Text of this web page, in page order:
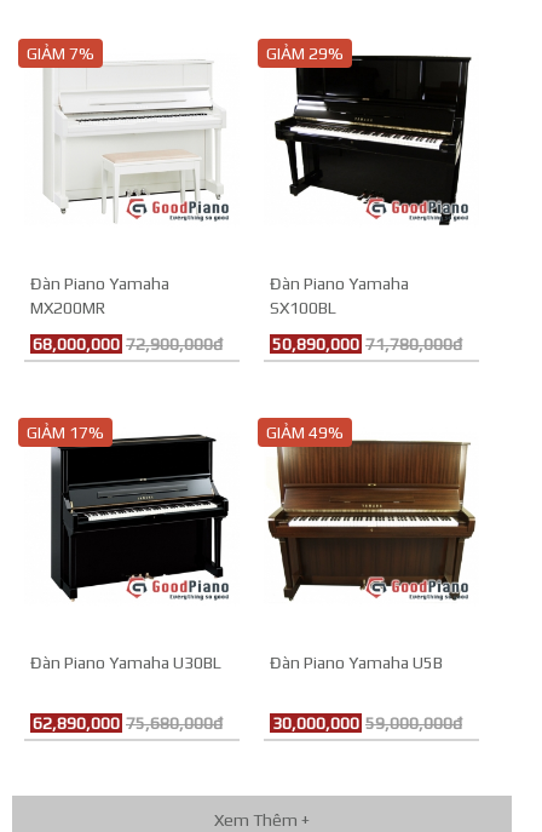
GIẢM 7%
Đàn Piano Yamaha
MX200MR
68,000,000 72,900,000đ
GIẢM 29%
Đàn Piano Yamaha
SX100BL
50,890,000 71,780,000đ
GIẢM 17%
Đàn Piano Yamaha U30BL
62,890,000 75,680,000đ
GIẢM 49%
Đàn Piano Yamaha U5B
30,000,000 59,000,000đ
Xem Thêm +